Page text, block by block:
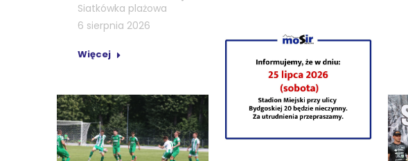
Siatkówka plażowa
6 sierpnia 2026
Więcej